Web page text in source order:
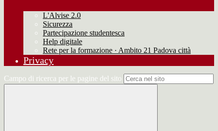
L'Alvise 2.0
Sicurezza
Partecipazione studentesca
Help digitale
Rete per la formazione · Ambito 21 Padova città
Privacy
Campo di ricerca per le pagine del sito